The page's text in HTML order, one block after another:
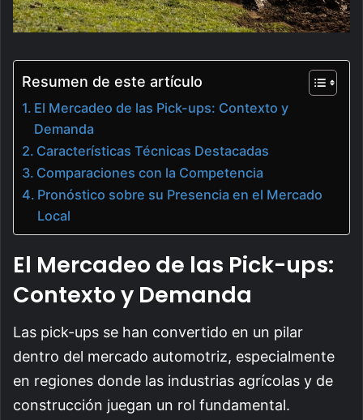
Resumen de este artículo
El Mercadeo de las Pick-ups: Contexto y
Demanda
Características Técnicas Destacadas
Comparaciones con la Competencia
Pronóstico sobre su Presencia en el Mercado
Local
El Mercadeo de las Pick-ups:
Contexto y Demanda
Las pick-ups se han convertido en un pilar
dentro del mercado automotriz, especialmente
en regiones donde las industrias agrícolas y de
construcción juegan un rol fundamental.